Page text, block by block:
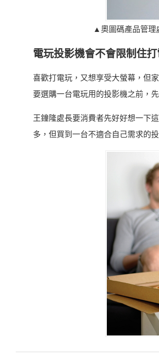
▲奧圖碼產品管理
電玩投影機會不會限制住
喜歡打電玩，又想享受大螢幕，但
要選購一台電玩用的投影機之前，
王鐘隆處長要消費者先好好想一下
多，但買到一台不適合自己需求的